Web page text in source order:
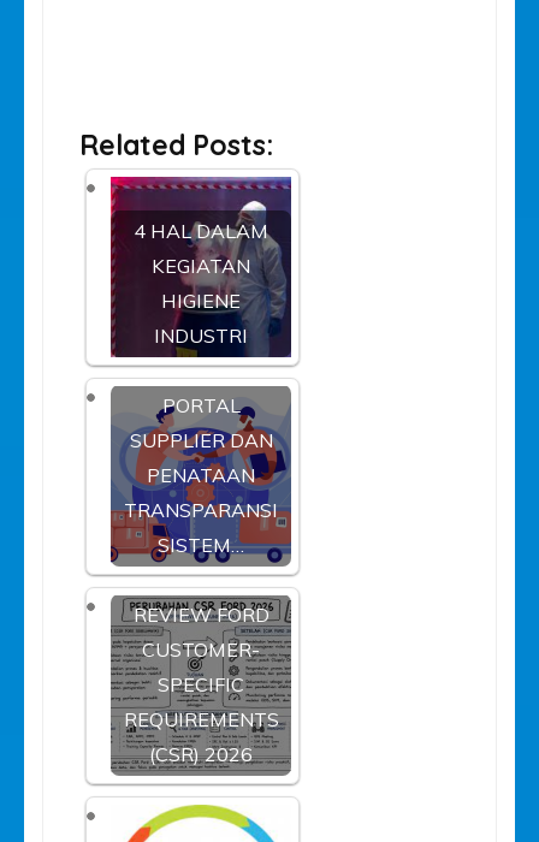
Related Posts:
4 HAL DALAM
KEGIATAN
HIGIENE
INDUSTRI
PORTAL
SUPPLIER DAN
PENATAAN
TRANSPARANSI
SISTEM…
REVIEW FORD
CUSTOMER-
SPECIFIC
REQUIREMENTS
(CSR) 2026